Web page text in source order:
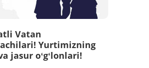
Vatan
Yurtimizning
jasur oʻgʻlonlari!